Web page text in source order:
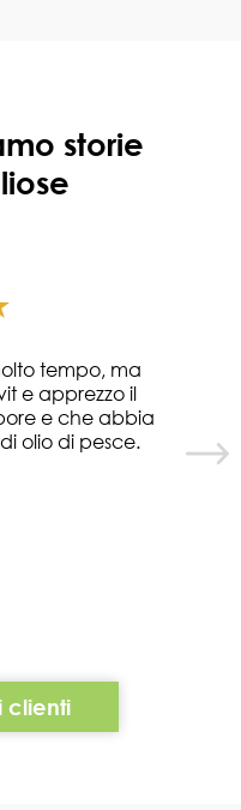
storie
tempo, ma
e apprezzo il
e che abbia
olio di pesce.
clienti